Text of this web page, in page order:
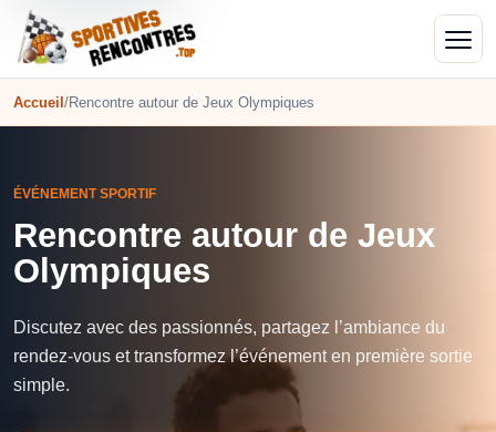
Accueil/Rencontre autour de Jeux Olympiques
ÉVÉNEMENT SPORTIF
Rencontre autour de Jeux
Olympiques
Discutez avec des passionnés, partagez l’ambiance du
rendez-vous et transformez l’événement en première sortie
simple.